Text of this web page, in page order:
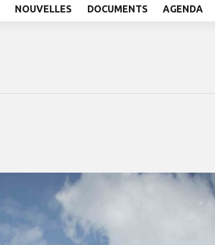
NOUVELLES DOCUMENTS AGENDA